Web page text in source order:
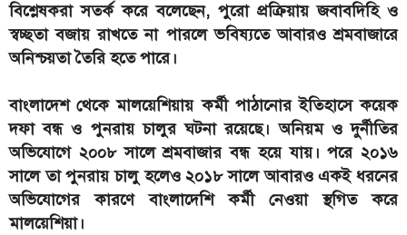
বিশ্লেষকরা সতর্ক করে বলেছেন, পুরো প্রক্রিয়ায় জবাবদিহি ও
স্বচ্ছতা বজায় রাখতে না পারলে ভবিষ্যতে আবারও শ্রমবাজারে
অনিশ্চয়তা তৈরি হতে পারে।
বাংলাদেশ থেকে মালয়েশিয়ায় কর্মী পাঠানোর ইতিহাসে কয়েক
দফা বন্ধ ও পুনরায় চালুর ঘটনা রয়েছে। অনিয়ম ও দুর্নীতির
অভিযোগে ২০০৮ সালে শ্রমবাজার বন্ধ হয়ে যায়। পরে ২০১৬
সালে তা পুনরায় চালু হলেও ২০১৮ সালে আবারও একই ধরনের
অভিযোগের কারণে বাংলাদেশি কর্মী নেওয়া স্থগিত করে
মালয়েশিয়া।